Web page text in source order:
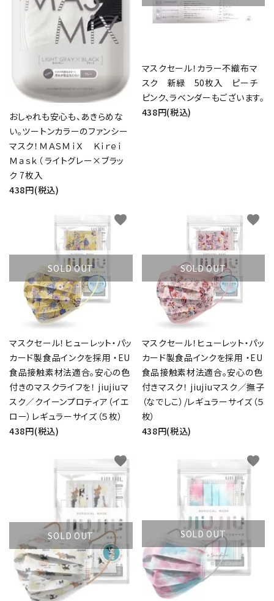
おしゃれも安心も、あきらめな
い。ツートンカラーのファンシー
マスク！ＭＡＳＭｉＸ Ｋｉｒｅｉ
Ｍａｓｋ（ ライトグレー×ブラッ
ク 7枚入
438円(税込)
マスクセール！カラー不織布マ
スク 新緑 50枚入 ピーチ
ピンク、ラベンダーもございます。
438円(税込)
SOLD OUT
マスクセール！ヒューレット・パッ
カード製食品インクを採用 ・EU
食品接触素材法適合。安心の色
付きのマスクライフを！ jiujiuマ
スク／クイーンプロティア（イエ
ロー）レギュラーサイズ（５枚）
438円(税込)
favorite
SOLD OUT
マスクセール！ヒューレット・パッ
カード製食品インクを採用 ・EU
食品接触素材法適合。安心の色
付きマスク！ jiujiuマスク／撫子
（なでしこ）/レギュラーサイズ（５
枚）
438円(税込)
favorite
SOLD OUT
favorite
SOLD OUT
favorite
キーワード